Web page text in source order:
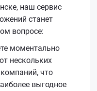
наш сервис
станет
вопросе:
моментально
нескольких
что
выгодное